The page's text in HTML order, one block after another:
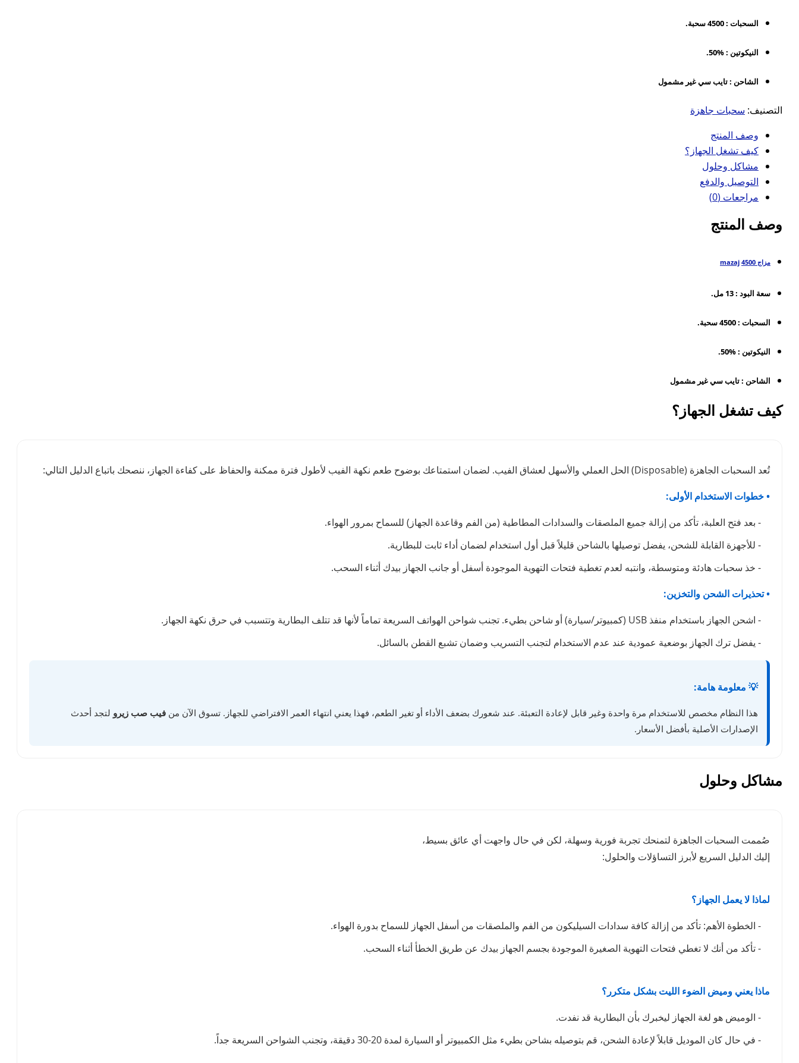
السحبات : 4500 سحبة.
النيكوتين : %50.
الشاحن : تايب سي غير مشمول
التصنيف: سحبات جاهزة
وصف المنتج
كيف تشغل الجهاز؟
مشاكل وحلول
التوصيل والدفع
مراجعات (0)
وصف المنتج
مزاج 4500 mazaj
سعة البود : 13 مل.
السحبات : 4500 سحبة.
النيكوتين : %50.
الشاحن : تايب سي غير مشمول
كيف تشغل الجهاز؟
تُعد السحبات الجاهزة (Disposable) الحل العملي والأسهل لعشاق الفيب. لضمان استمتاعك بوضوح طعم نكهة الفيب لأطول فترة ممكنة والحفاظ على كفاءة الجهاز، ننصحك باتباع الدليل التالي:
• خطوات الاستخدام الأولى:
- بعد فتح العلبة، تأكد من إزالة جميع الملصقات والسدادات المطاطية (من الفم وقاعدة الجهاز) للسماح بمرور الهواء.
- للأجهزة القابلة للشحن، يفضل توصيلها بالشاحن قليلاً قبل أول استخدام لضمان أداء ثابت للبطارية.
- خذ سحبات هادئة ومتوسطة، وانتبه لعدم تغطية فتحات التهوية الموجودة أسفل أو جانب الجهاز بيدك أثناء السحب.
• تحذيرات الشحن والتخزين:
- اشحن الجهاز باستخدام منفذ USB (كمبيوتر/سيارة) أو شاحن بطيء. تجنب شواحن الهواتف السريعة تماماً لأنها قد تتلف البطارية وتتسبب في حرق نكهة الجهاز.
- يفضل ترك الجهاز بوضعية عمودية عند عدم الاستخدام لتجنب التسريب وضمان تشبع القطن بالسائل.
💡 معلومة هامة:
هذا النظام مخصص للاستخدام مرة واحدة وغير قابل لإعادة التعبئة. عند شعورك بضعف الأداء أو تغير الطعم، فهذا يعني انتهاء العمر الافتراضي للجهاز. تسوق الآن من فيب صب زيرو لتجد أحدث
الإصدارات الأصلية بأفضل الأسعار.
مشاكل وحلول
صُممت السحبات الجاهزة لتمنحك تجربة فورية وسهلة، لكن في حال واجهت أي عائق بسيط،
إليك الدليل السريع لأبرز التساؤلات والحلول:
لماذا لا يعمل الجهاز؟
- الخطوة الأهم: تأكد من إزالة كافة سدادات السيليكون من الفم والملصقات من أسفل الجهاز للسماح بدورة الهواء.
- تأكد من أنك لا تغطي فتحات التهوية الصغيرة الموجودة بجسم الجهاز بيدك عن طريق الخطأ أثناء السحب.
ماذا يعني وميض الضوء الليت بشكل متكرر؟
- الوميض هو لغة الجهاز ليخبرك بأن البطارية قد نفدت.
- في حال كان الموديل قابلاً لإعادة الشحن، قم بتوصيله بشاحن بطيء مثل الكمبيوتر أو السيارة لمدة 20-30 دقيقة، وتجنب الشواحن السريعة جداً.